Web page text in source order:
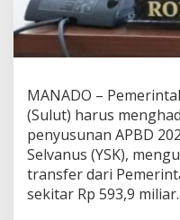
MANADO –
(Sulut) harus
penyusunan APBD
Selvanus (YSK),
transfer dari
sekitar Rp 593,9 miliar.